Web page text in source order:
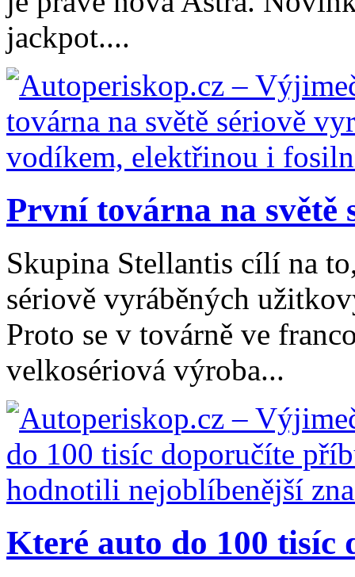
jackpot....
První továrna na světě
Skupina Stellantis cílí na
sériově vyráběných
Proto se v továrně ve
velkosériová výroba...
Které auto do 100 tisíc